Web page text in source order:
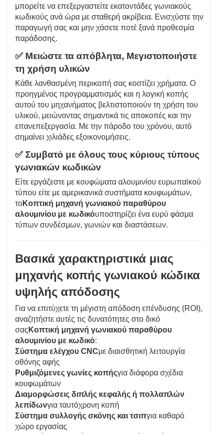
μπορείτε να επεξεργαστείτε εκατοντάδες γωνιακούς
κωδικούς ανά ώρα με σταθερή ακρίβεια. Ενισχύστε την
παραγωγή σας και μην χάσετε ποτέ ξανά προθεσμία
παράδοσης.
✅ Μειώστε τα απόβλητα, Μεγιστοποιήστε
τη χρήση υλικών
Κάθε λανθασμένη περικοπή σας κοστίζει χρήματα. Ο
προηγμένος προγραμματισμός και η λογική κοπής
αυτού του μηχανήματος βελτιστοποιούν τη χρήση του
υλικού, μειώνοντας σημαντικά τις αποκοπές και την
επανεπεξεργασία. Με την πάροδο του χρόνου, αυτό
σημαίνει χιλιάδες εξοικονομήσεις.
✅Συμβατό με όλους τους κύριους τύπους
γωνιακών κωδικών
Είτε εργάζεστε με κουφώματα αλουμινίου ευρωπαϊκού
τύπου είτε με αμερικανικά συστήματα κουφωμάτων,
τοΚοπτική μηχανή γωνιακού παραθύρου
αλουμινίου με κωδικόυποστηρίζει ένα ευρύ φάσμα
τύπων συνδέσμων, γωνιών και διαστάσεων.
Βασικά χαρακτηριστικά μιας
μηχανής κοπής γωνιακού κώδικα
υψηλής απόδοσης
Για να επιτύχετε τη μέγιστη απόδοση επένδυσης (ROI),
αναζητήστε αυτές τις δυνατότητες στο δικό
σας Κοπτική μηχανή γωνιακού παραθύρου
αλουμινίου με κωδικό:
Σύστημα ελέγχου CNCμε διαισθητική λειτουργία
οθόνης αφής
Ρυθμιζόμενες γωνίες κοπήςγια διάφορα σχέδια
κουφωμάτων
Διαμορφώσεις διπλής κεφαλής ή πολλαπλών
λεπίδωνγια ταυτόχρονη κοπή
Σύστημα συλλογής σκόνης και τσιπγια καθαρό
χώρο εργασίας